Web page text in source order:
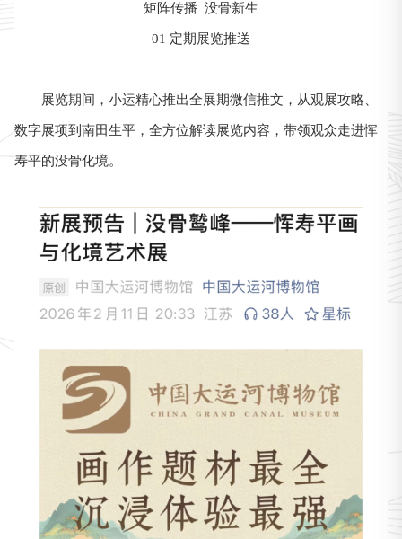
矩阵传播 没骨新生
01 定期展览推送
展览期间，小运精心推出全展期微信推文，从观展攻略、
数字展项到南田生平，全方位解读展览内容，带领观众走进恽
寿平的没骨化境。